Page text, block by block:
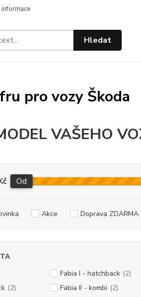
Hledat
pro vozy Škoda
VAŠEHO
Od
Akce Doprava ZDARMA
Fabia I - hatchback (2)
(2) Fabia II - kombi (2)